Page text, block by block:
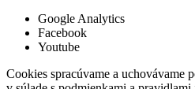
Google Analytics
Facebook
Youtube
Cookies spracúvame a uchovávame